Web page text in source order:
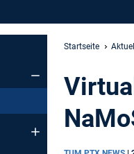
Startseite